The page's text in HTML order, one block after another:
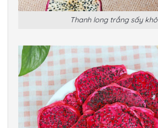
Thanh long trắng sấy khô